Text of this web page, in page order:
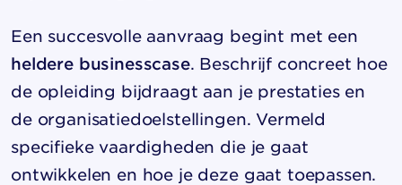
Een succesvolle aanvraag begint met een
heldere businesscase. Beschrijf concreet hoe
de opleiding bijdraagt aan je prestaties en
de organisatiedoelstellingen. Vermeld
specifieke vaardigheden die je gaat
ontwikkelen en hoe je deze gaat toepassen.